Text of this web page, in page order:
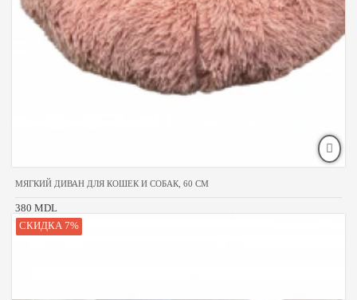
МЯГКИЙ ДИВАН ДЛЯ КОШЕК И СОБАК, 60 СМ
380 MDL
СКИДКА 7%